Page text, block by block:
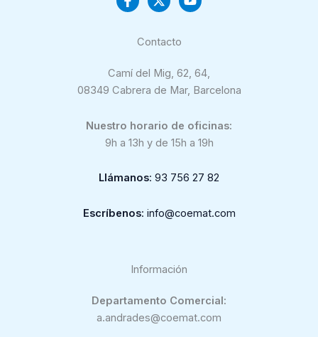
Contacto
Camí del Mig, 62, 64,
08349 Cabrera de Mar, Barcelona
Nuestro horario de oficinas:
9h a 13h y de 15h a 19h
Llámanos: 93 756 27 82
Escríbenos: info@coemat.com
Información
Departamento Comercial:
a.andrades@coemat.com